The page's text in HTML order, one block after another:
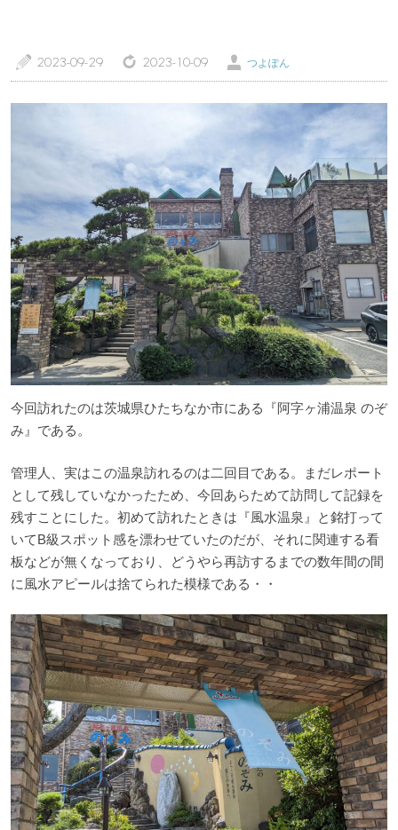
エリアから選ぶ
当サイトについて
ご意見・お問い合わせ 利用規約
個人情報保護方針
a 2023-09-29 z 2023-10-09 Ü つよぽん
今回訪れたのは茨城県ひたちなか市にある『阿字ヶ浦温泉 のぞ
み』である。
管理人、実はこの温泉訪れるのは二回目である。まだレポート
として残していなかったため、今回あらためて訪問して記録を
残すことにした。初めて訪れたときは『風水温泉』と銘打って
いてB級スポット感を漂わせていたのだが、それに関連する看
板などが無くなっており、どうやら再訪するまでの数年間の間
に風水アピールは捨てられた模様である・・